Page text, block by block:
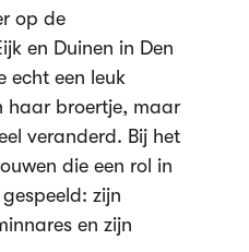
op de
en Duinen in Den
echt een leuk
haar broertje, maar
veranderd. Bij het
die een rol in
zijn
en zijn